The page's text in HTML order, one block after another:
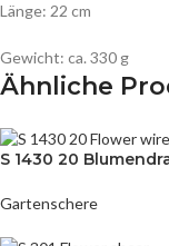
Länge: 22 cm
Gewicht: ca. 330 g
Ähnliche
S 1430 20
Gartenschere